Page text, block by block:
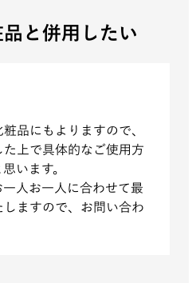
と併用したい
品にもよりますので、
上で具体的なご使用方
います。
人お一人に合わせて最
ますので、お問い合わ